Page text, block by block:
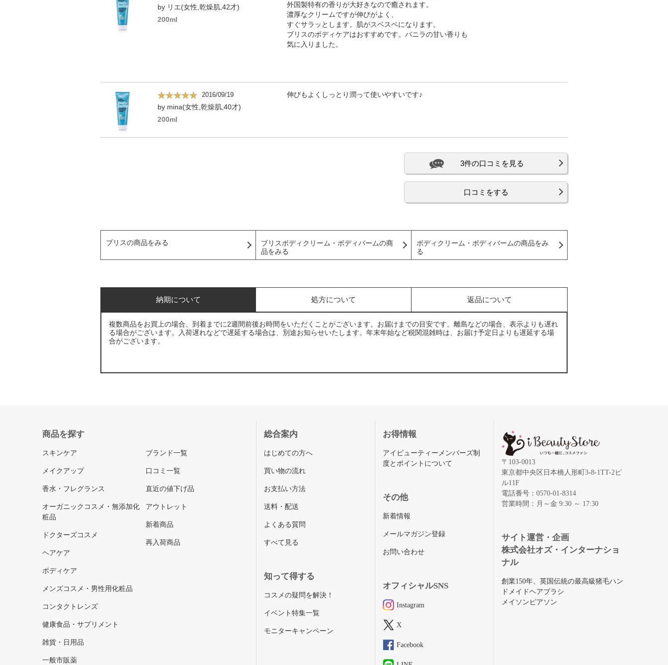
by リエ(女性,乾燥肌,42才)
200ml
外国製特有の香りが大好きなので癒されます。
濃厚なクリームですが伸びがよく、
すぐサラッとします。肌がスベスベになります。
ブリスのボディケアはおすすめです。バニラの甘い香りも
気に入りました。
2016/09/19
by mina(女性,乾燥肌,40才)
200ml
伸びもよくしっとり潤って使いやすいです♪
3件の口コミを見る
口コミをする
ブリスの商品をみる
ブリスボディクリーム・ボディバームの商
品をみる
ボディクリーム・ボディバームの商品をみ
る
納期について 処方について 返品について
複数商品をお買上の場合、到着までに2週間前後お時間をいただくことがございます。お届けまでの目安です。離島などの場合、表示よりも遅れ
る場合がございます。入荷遅れなどで遅延する場合は、別途お知らせいたします。年末年始など税関混雑時は、お届け予定日よりも遅延する場
合がございます。
商品を探す
スキンケア
メイクアップ
香水・フレグランス
オーガニックコスメ・無添加化
粧品
ドクターズコスメ
ヘアケア
ボディケア
メンズコスメ・男性用化粧品
コンタクトレンズ
健康食品・サプリメント
雑貨・日用品
一般市販薬
ブランド一覧
口コミ一覧
直近の値下げ品
アウトレット
新着商品
再入荷商品
総合案内
はじめての方へ
買い物の流れ
お支払い方法
送料・配送
よくある質問
すべて見る
知って得する
コスメの疑問を解決！
イベント特集一覧
モニターキャンペーン
お得情報
アイビューティーメンバーズ制
度とポイントについて
その他
新着情報
メールマガジン登録
お問い合わせ
オフィシャルSNS
Instagram
X
Facebook
〒103-0013
東京都中央区日本橋人形町3-8-1TT-2ビ
ル11F
電話番号：0570-01-8314
営業時間：月～金 9:30 ～ 17:30
サイト運営・企画
株式会社オズ・インターナショ
ナル
創業150年、英国伝統の最高級猪毛ハン
ドメイドヘアブラシ
メイソンピアソン